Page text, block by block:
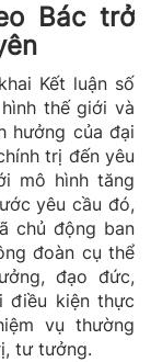
Bác trở
Kết luận số
thế giới và
hưởng của đại
trị đến yêu
mô hình tăng
yêu cầu đó,
chủ động ban
đoàn cụ thể
đạo đức,
điều kiện thực
vụ thường
tư tưởng.